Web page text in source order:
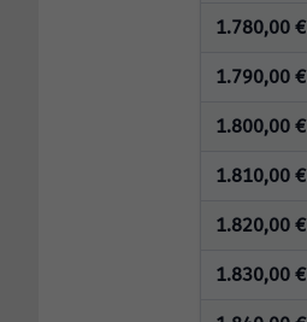
1.780,00 €
1.790,00 €
1.800,00 €
1.810,00 €
1.820,00 €
1.830,00 €